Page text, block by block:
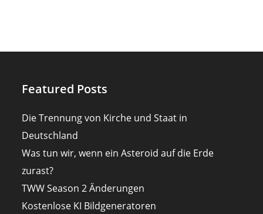
Featured Posts
Die Trennung von Kirche und Staat in
Deutschland
Was tun wir, wenn ein Asteroid auf die Erde
zurast?
TWW Season 2 Änderungen
Kostenlose KI Bildgeneratoren